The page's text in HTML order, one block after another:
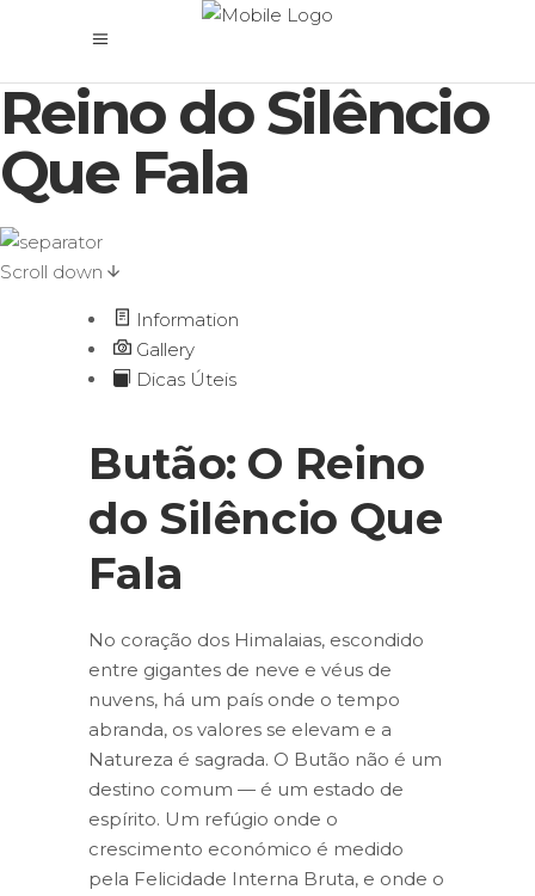
Reino do Silêncio
Que Fala
Scroll down
Information
Gallery
Dicas Úteis
Butão: O Reino
do Silêncio Que
Fala
No coração dos Himalaias, escondido
entre gigantes de neve e véus de
nuvens, há um país onde o tempo
abranda, os valores se elevam e a
Natureza é sagrada. O Butão não é um
destino comum — é um estado de
espírito. Um refúgio onde o
crescimento económico é medido
pela Felicidade Interna Bruta, e onde o